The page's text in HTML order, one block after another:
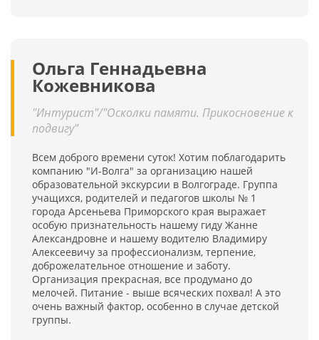
Ольга Геннадьевна
Кожевникова
"Интурист"/"Осколки памяти. Прикосновение к
подвигу"
Всем доброго времени суток! Хотим поблагодарить
компанию "И-Волга" за организацию нашей
образовательной экскурсии в Волгограде. Группа
учащихся, родителей и педагогов школы № 1
города Арсеньева Приморского края выражает
особую признательность нашему гиду Жанне
Александровне и нашему водителю Владимиру
Алексеевичу за профессионализм, терпение,
доброжелательное отношение и заботу.
Организация прекрасная, все продумано до
мелочей. Питание - выше всяческих похвал! А это
очень важный фактор, особенно в случае детской
группы.